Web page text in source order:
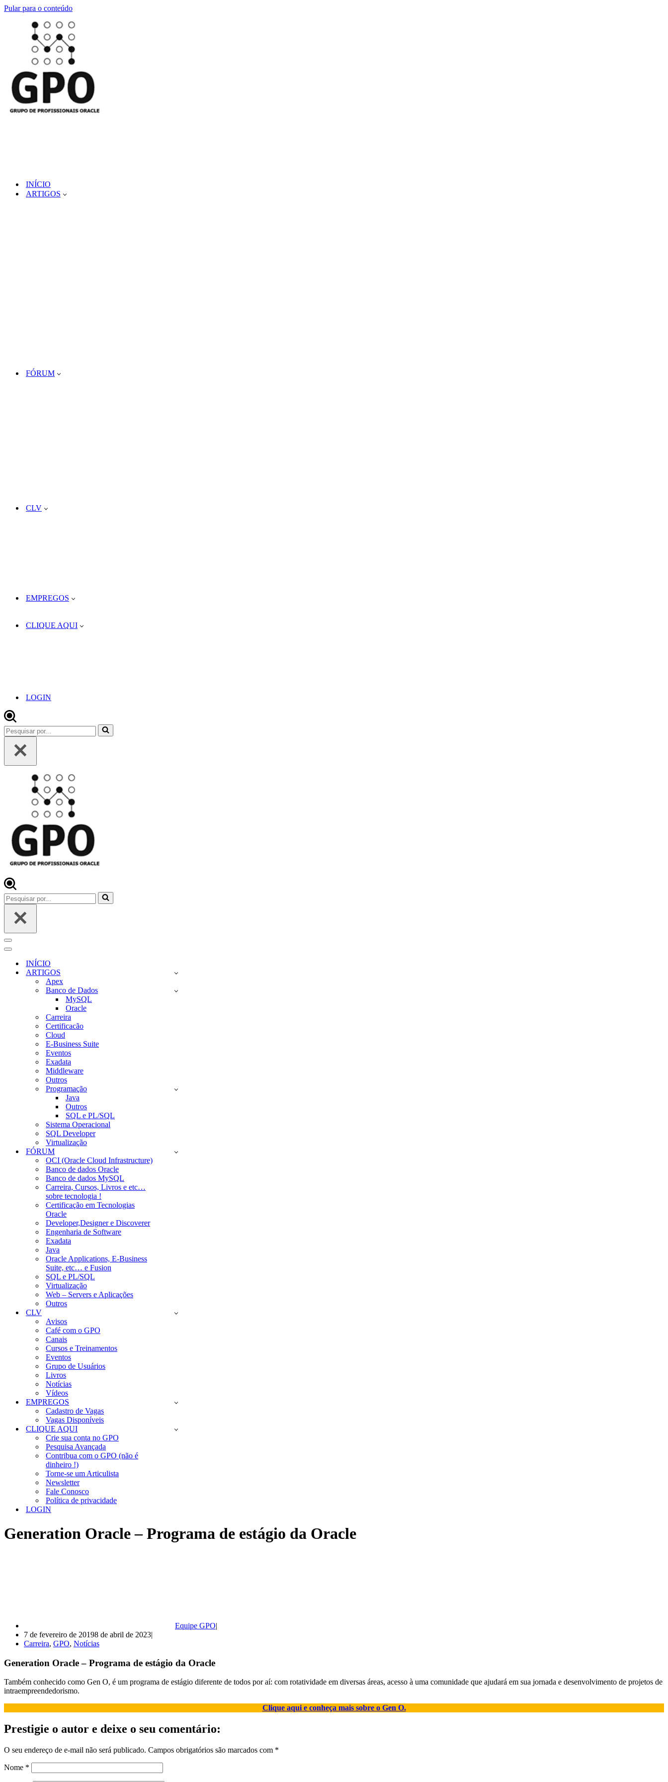
Pular para o conteúdo
INÍCIO
ARTIGOS
FÓRUM
CLV
EMPREGOS
CLIQUE AQUI
LOGIN
Pesquisar
por...
Pesquisar
por...
Menu
de
navegação
Menu
navegaçãoINÍCIO
ARTIGOS
Apex
Banco de Dados
MySQL
Oracle
Carreira
Certificacão
Cloud
E-Business Suite
Eventos
Exadata
Middleware
Outros
Programação
Java
Outros
SQL e PL/SQL
Sistema Operacional
SQL Developer
Virtualização
FÓRUM
OCI (Oracle Cloud Infrastructure)
Banco de dados Oracle
Banco de dados MySQL
Carreira, Cursos, Livros e etc…
sobre tecnologia !
Certificação em Tecnologias
Oracle
Developer,Designer e Discoverer
Engenharia de Software
Exadata
Java
Oracle Applications, E-Business
Suite, etc… e Fusion
SQL e PL/SQL
Virtualização
Web – Servers e Aplicações
Outros
CLV
Avisos
Café com o GPO
Canais
Cursos e Treinamentos
Eventos
Grupo de Usuários
Livros
Notícias
Vídeos
EMPREGOS
Cadastro de Vagas
Vagas Disponíveis
CLIQUE AQUI
Crie sua conta no GPO
Pesquisa Avançada
Contribua com o GPO (não é
dinheiro !)
Torne-se um Articulista
Newsletter
Fale Conosco
Política de privacidade
LOGIN
Generation Oracle – Programa de estágio da Oracle
Equipe GPO
7 de fevereiro de 20198 de abril de 2023
Carreira, GPO, Notícias
Generation Oracle – Programa de estágio da Oracle
Também conhecido como Gen O, é um programa de estágio diferente de todos por aí: com rotatividade em diversas áreas, acesso à uma comunidade que ajudará em sua jornada e desenvolvimento de projetos de
intraempreendedorismo.
Clique aqui e conheça mais sobre o Gen O.
Prestigie o autor e deixe o seu comentário:
O seu endereço de e-mail não será publicado. Campos obrigatórios são marcados com *
Nome *